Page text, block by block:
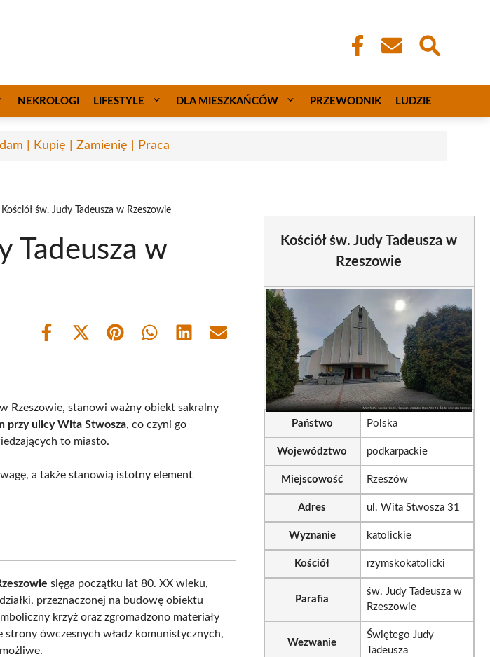
NEKROLOGI LIFESTYLE DLA MIESZKAŃCÓW PRZEWODNIK LUDZIE
| Kupię | Zamienię | Praca
Kościół św. Judy Tadeusza w Rzeszowie
Tadeusza w
Share
Share
(Twitter)
Share Share Share Share
Rzeszowie, stanowi ważny obiekt sakralny
przy ulicy Wita Stwosza, co czyni go
to miasto.
a także stanowią istotny element
sięga początku lat 80. XX wieku,
przeznaczonej na budowę obiektu
krzyż oraz zgromadzono materiały
strony ówczesnych władz komunistycznych,
Kościół św. Judy Tadeusza w
Rzeszowie
Państwo Polska
Województwo podkarpackie
Miejscowość Rzeszów
Adres ul. Wita Stwosza 31
Wyznanie katolickie
Kościół rzymskokatolicki
Parafia
św. Judy Tadeusza w
Rzeszowie
Wezwanie
Świętego Judy
Tadeusza